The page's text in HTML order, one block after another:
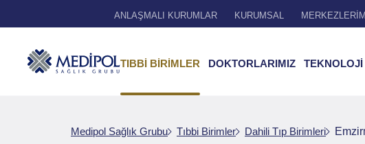
ANLAŞMALI KURUMLAR KURUMSAL
TIBBİ BİRİMLER DOKTORLARIMIZ TEKNOLOJİ
Medipol Sağlık Grubu Tıbbi Birimler Dahili Tıp Birimleri